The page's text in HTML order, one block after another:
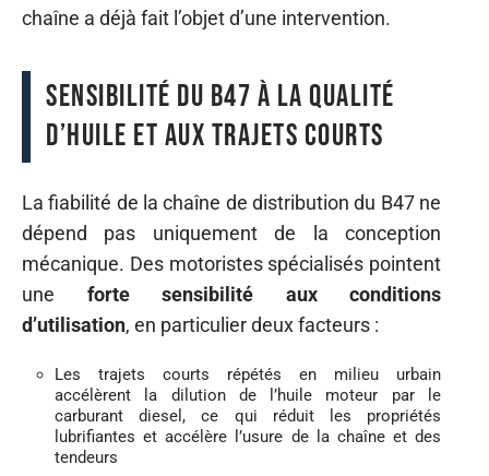
chaîne a déjà fait l’objet d’une intervention.
Sensibilité du B47 à la qualité
d’huile et aux trajets courts
La fiabilité de la chaîne de distribution du B47 ne
dépend pas uniquement de la conception
mécanique. Des motoristes spécialisés pointent
une forte sensibilité aux conditions
d’utilisation, en particulier deux facteurs :
Les trajets courts répétés en milieu urbain
accélèrent la dilution de l’huile moteur par le
carburant diesel, ce qui réduit les propriétés
lubrifiantes et accélère l’usure de la chaîne et des
tendeurs